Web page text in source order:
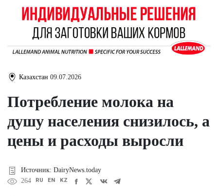
Казахстан 09.07.2026
Потребление молока на
душу населения снизилось, а
цены и расходы выросли
Источник: DairyNews.today
264
RU EN KZ